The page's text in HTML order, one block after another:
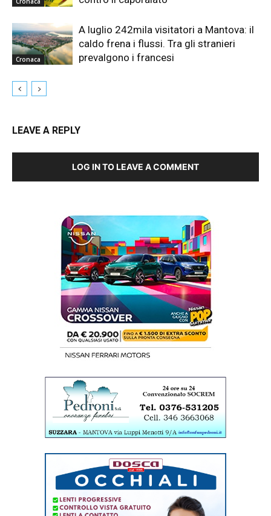
Cronaca
A luglio 242mila visitatori a Mantova: il
caldo frena i flussi. Tra gli stranieri
prevalgono i francesi
LEAVE A REPLY
LOG IN TO LEAVE A COMMENT